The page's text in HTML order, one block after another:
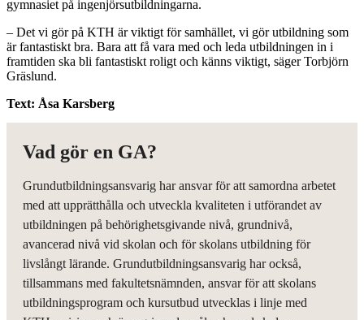
gymnasiet på ingenjörsutbildningarna.
– Det vi gör på KTH är viktigt för samhället, vi gör utbildning som
är fantastiskt bra. Bara att få vara med och leda utbildningen in i
framtiden ska bli fantastiskt roligt och känns viktigt, säger Torbjörn
Gräslund.
Text: Åsa Karsberg
Vad gör en GA?
Grundutbildningsansvarig har ansvar för att samordna arbetet
med att upprätthålla och utveckla kvaliteten i utförandet av
utbildningen på behörighetsgivande nivå, grundnivå,
avancerad nivå vid skolan och för skolans utbildning för
livslångt lärande. Grundutbildningsansvarig har också,
tillsammans med fakultetsnämnden, ansvar för att skolans
utbildningsprogram och kursutbud utvecklas i linje med